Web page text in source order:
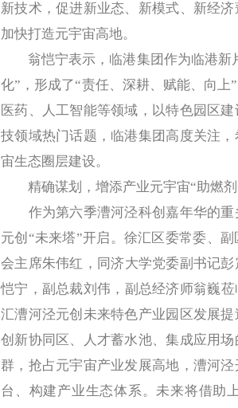
新技术，促进新业态、新模式、新经
加快打造元宇宙高地。
翁恺宁表示，临港集团作为临港新
化”，形成了“责任、深耕、赋能、向
医药、人工智能等领域，以特色园区
技领域热门话题，临港集团高度关注
宙生态圈层建设。
精确谋划，增添产业元宇宙“助燃
作为第六季漕河泾科创嘉年华的重
元创“未来塔”开启。徐汇区委常委、
会主席朱伟红，同济大学党委副书记
恺宁，副总裁刘伟，副总经济师翁巍
汇漕河泾元创未来特色产业园区发展
创新协同区、人才蓄水池、集成应用
群，抢占元宇宙产业发展高地，漕河
台、构建产业生态体系。未来将借助